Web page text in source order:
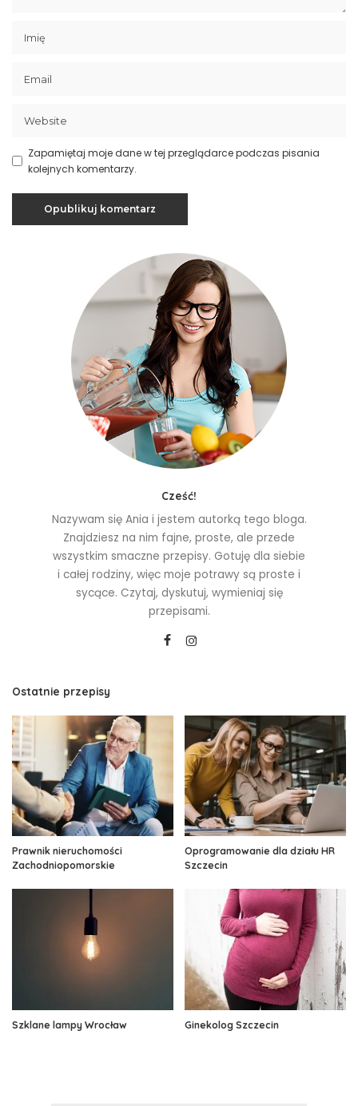
Zapamiętaj moje dane w tej przeglądarce podczas pisania
kolejnych komentarzy.
Cześć!
Nazywam się Ania i jestem autorką tego bloga.
Znajdziesz na nim fajne, proste, ale przede
wszystkim smaczne przepisy. Gotuję dla siebie
i całej rodziny, więc moje potrawy są proste i
sycące. Czytaj, dyskutuj, wymieniaj się
przepisami.
Ostatnie przepisy
Prawnik nieruchomości
Zachodniopomorskie
Oprogramowanie dla działu HR
Szczecin
Szklane lampy Wrocław Ginekolog Szczecin